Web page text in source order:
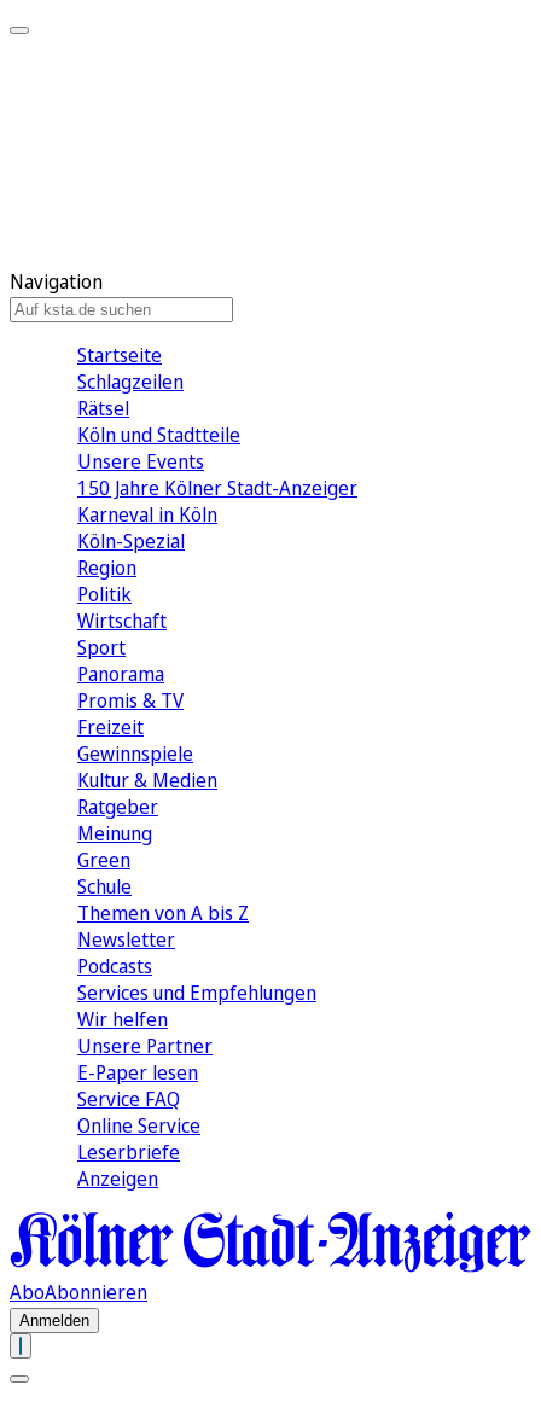
Navigation
Startseite
Schlagzeilen
Rätsel
Köln und Stadtteile
Unsere Events
150 Jahre Kölner Stadt-Anzeiger
Karneval in Köln
Köln-Spezial
Region
Politik
Wirtschaft
Sport
Panorama
Promis & TV
Freizeit
Gewinnspiele
Kultur & Medien
Ratgeber
Meinung
Green
Schule
Themen von A bis Z
Newsletter
Podcasts
Services und Empfehlungen
Wir helfen
Unsere Partner
E-Paper lesen
Service FAQ
Online Service
Leserbriefe
Anzeigen
AboAbonnieren
Anmelden